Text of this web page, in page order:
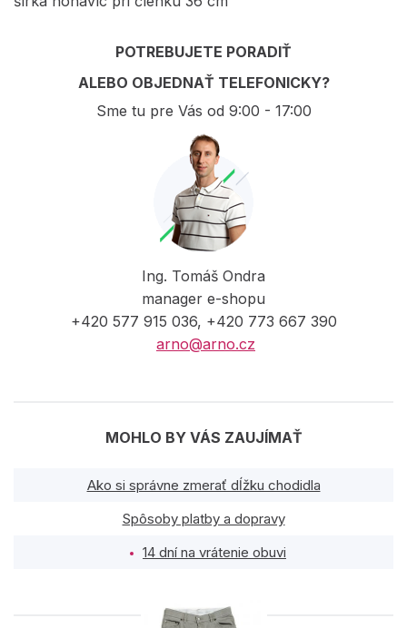
POTREBUJETE PORADIŤ
ALEBO OBJEDNAŤ TELEFONICKY?
Sme tu pre Vás od 9:00 - 17:00
Ing. Tomáš Ondra
manager e-shopu
+420 577 915 036, +420 773 667 390
arno@arno.cz
MOHLO BY VÁS ZAUJÍMAŤ
Ako si správne zmerať dĺžku chodidla
Spôsoby platby a dopravy
14 dní na vrátenie obuvi